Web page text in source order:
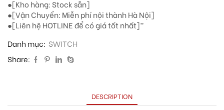
●[Kho hàng: Stock sẵn]
●[Vận Chuyển: Miễn phí nội thành Hà Nội]
●[Liên hệ HOTLINE để có giá tốt nhất]”
Danh mục: SWITCH
Share:
DESCRIPTION